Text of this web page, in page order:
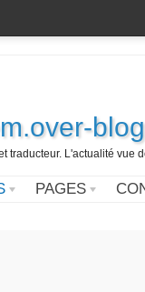
traducteur. L'actualité
PAGES